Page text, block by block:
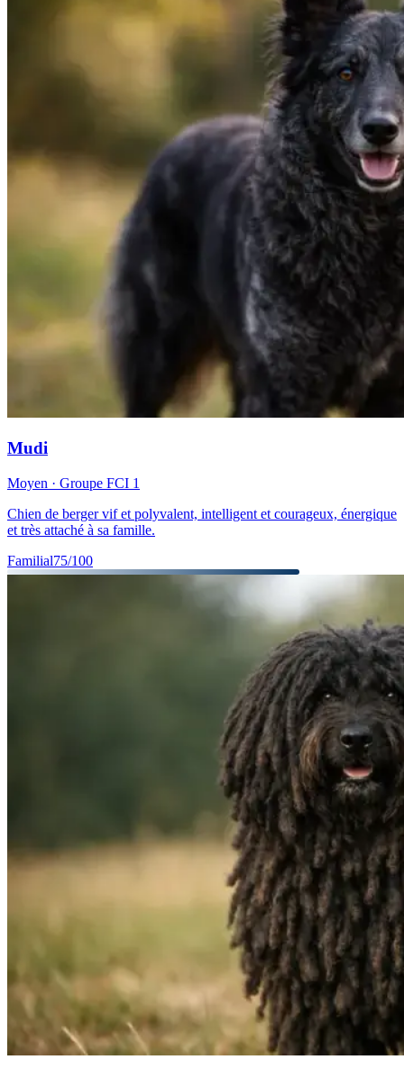
Mudi
Moyen · Groupe FCI 1
Chien de berger vif et polyvalent, intelligent et courageux, énergique
et très attaché à sa famille.
Familial75/100